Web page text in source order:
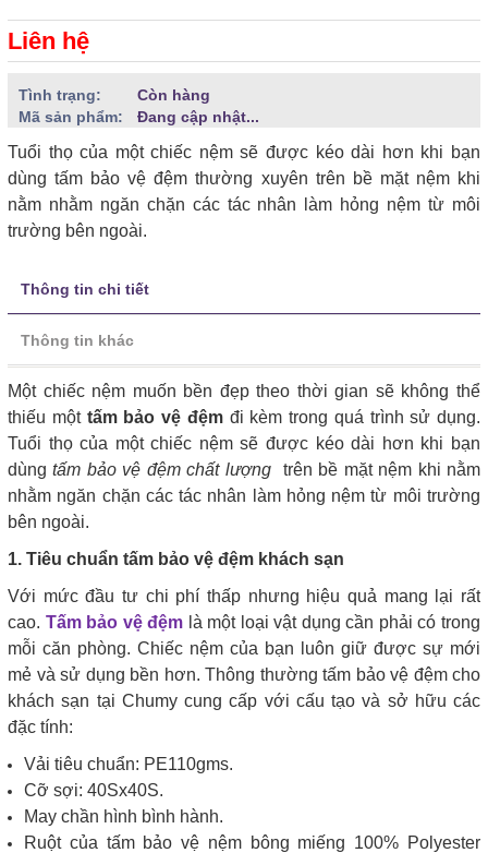
Liên hệ
Tình trạng:
Còn hàng
Mã sản phẩm:
Đang cập nhật...
Tuổi thọ của một chiếc nệm sẽ được kéo dài hơn khi bạn
dùng tấm bảo vệ đệm thường xuyên trên bề mặt nệm khi
nằm nhằm ngăn chặn các tác nhân làm hỏng nệm từ môi
trường bên ngoài.
Thông tin chi tiết
Thông tin khác
Một chiếc nệm muốn bền đẹp theo thời gian sẽ không thể
thiếu một tấm bảo vệ đệmđi kèm trong quá trình sử dụng.
Tuổi thọ của một chiếc nệm sẽ được kéo dài hơn khi bạn
dùngtấm bảo vệ đệm chất lượngtrên bề mặt nệm khi nằm
nhằm ngăn chặn các tác nhân làm hỏng nệm từ môi trường
bên ngoài.
1. Tiêu chuẩn tấm bảo vệ đệm khách sạn
Với mức đầu tư chi phí thấp nhưng hiệu quả mang lại rất
cao. Tấm bảo vệ đệm là một loại vật dụng cần phải có trong
mỗi căn phòng. Chiếc nệm của bạn luôn giữ được sự mới
mẻ và sử dụng bền hơn. Thông thường tấm bảo vệ đệm cho
khách sạn tại Chumy cung cấp với cấu tạo và sở hữu các
đặc tính:
Vải tiêu chuẩn: PE110gms.
Cỡ sợi: 40Sx40S.
May chần hình bình hành.
Ruột của tấm bảo vệ nệm bông miếng 100% Polyester